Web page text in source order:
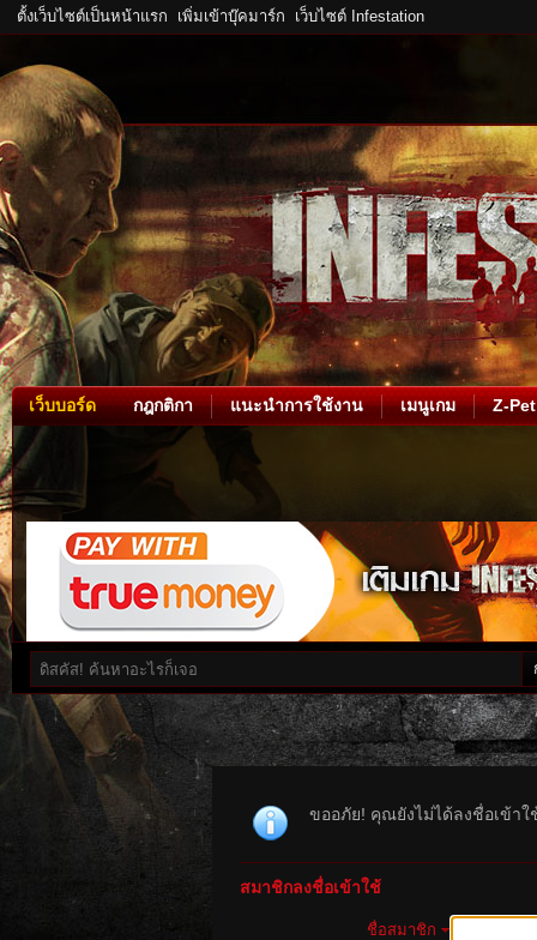
ตั้งเว็บไซต์เป็นหน้าแรก เพิ่มเข้าบุ๊คมาร์ก เว็บไซต์ Infestation
เว็บบอร์ด กฎกติกา แนะนำการใช้งาน เมนูเกม Z-Pet
ขออภัย! คุณยังไม่ได้ลงชื่อเข้า
สมาชิกลงชื่อเข้าใช้
ชื่อสมาชิก